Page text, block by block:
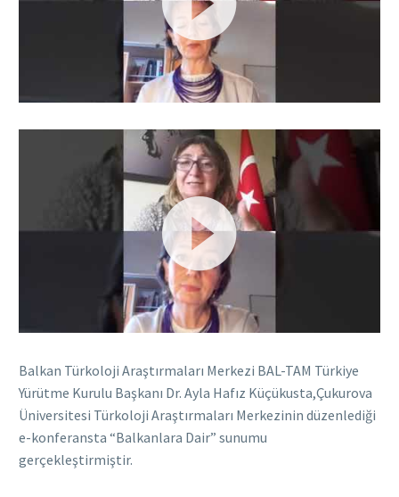
oynatıcı
oynatıcı
Balkan Türkoloji Araştırmaları Merkezi BAL-TAM Türkiye
Yürütme Kurulu Başkanı Dr. Ayla Hafız Küçükusta,Çukurova
Üniversitesi Türkoloji Araştırmaları Merkezinin düzenlediği
e-konferansta “Balkanlara Dair” sunumu
gerçekleştirmiştir.